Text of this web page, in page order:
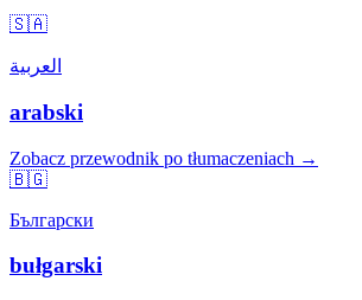
🇸🇦
العربية
arabski
Zobacz przewodnik po tłumaczeniach →
🇧🇬
Български
bułgarski